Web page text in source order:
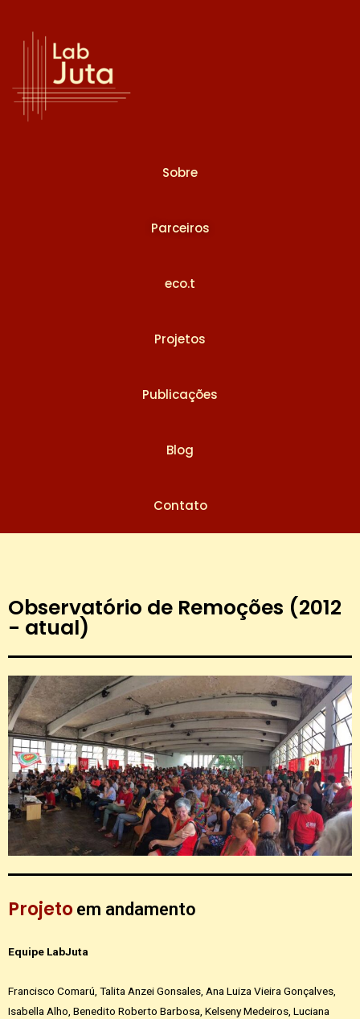
Sobre
Parceiros
eco.t
Projetos
Publicações
Blog
Contato
Observatório de Remoções (2012
- atual)
Projeto em andamento
Equipe LabJuta
Francisco Comarú, Talita Anzei Gonsales, Ana Luiza Vieira Gonçalves,
Isabella Alho, Benedito Roberto Barbosa, Kelseny Medeiros, Luciana